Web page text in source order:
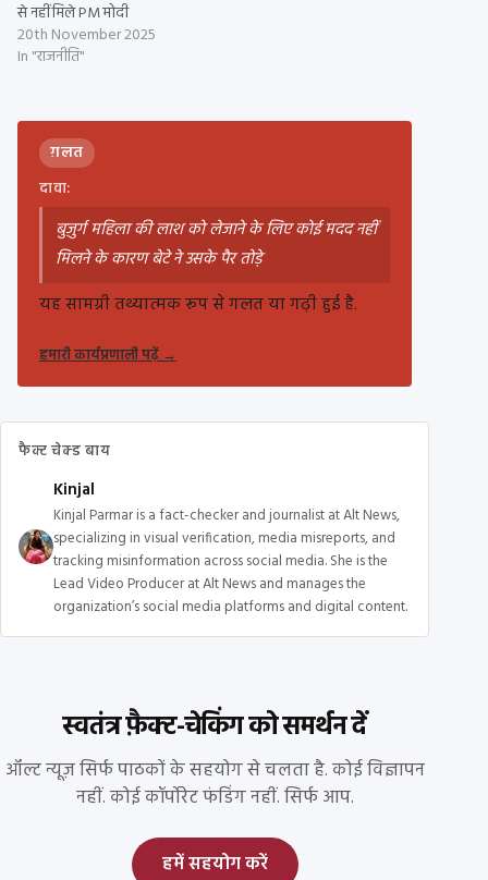
से नहीं मिले PM मोदी
20th November 2025
In "राजनीति"
ग़लत
दावा:
बुज़ुर्ग महिला की लाश को लेजाने के लिए कोई मदद नहीं
मिलने के कारण बेटे ने उसके पैर तोड़े
यह सामग्री तथ्यात्मक रूप से गलत या गढ़ी हुई है.
हमारी कार्यप्रणाली पढ़ें→
फैक्ट चेक्ड बाय
Kinjal
Kinjal Parmar is a fact-checker and journalist at Alt News,
specializing in visual verification, media misreports, and
tracking misinformation across social media. She is the
Lead Video Producer at Alt News and manages the
organization’s social media platforms and digital content.
स्वतंत्र फ़ैक्ट-चेकिंग को समर्थन दें
ऑल्ट न्यूज़ सिर्फ पाठकों के सहयोग से चलता है. कोई विज्ञापन
नहीं. कोई कॉर्पोरेट फंडिंग नहीं. सिर्फ आप.
हमें सहयोग करें